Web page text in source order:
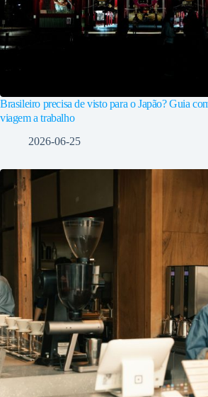
Brasileiro precisa de visto para o Japão? Guia
viagem a trabalho
2026-06-25